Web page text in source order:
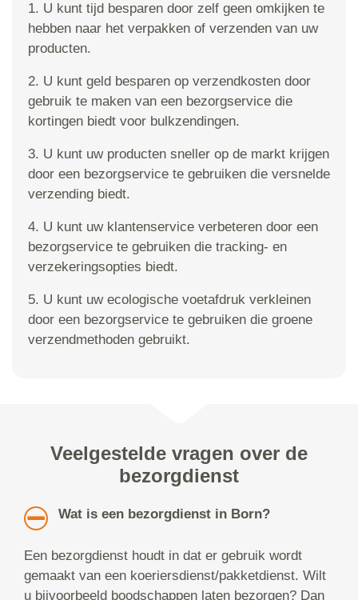
1. U kunt tijd besparen door zelf geen omkijken te
hebben naar het verpakken of verzenden van uw
producten.
2. U kunt geld besparen op verzendkosten door
gebruik te maken van een bezorgservice die
kortingen biedt voor bulkzendingen.
3. U kunt uw producten sneller op de markt krijgen
door een bezorgservice te gebruiken die versnelde
verzending biedt.
4. U kunt uw klantenservice verbeteren door een
bezorgservice te gebruiken die tracking- en
verzekeringsopties biedt.
5. U kunt uw ecologische voetafdruk verkleinen
door een bezorgservice te gebruiken die groene
verzendmethoden gebruikt.
Veelgestelde vragen over de
bezorgdienst
Wat is een bezorgdienst in Born?
Een bezorgdienst houdt in dat er gebruik wordt
gemaakt van een koeriersdienst/pakketdienst. Wilt
u bijvoorbeeld boodschappen laten bezorgen? Dan